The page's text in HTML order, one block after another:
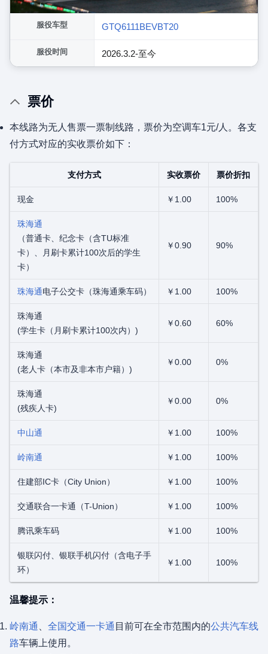
服役车型 GTQ6111BEVBT20
服役时间 2026.3.2-至今
票价
本线路为无人售票一票制线路，票价为空调车1元/人。各支
付方式对应的实收票价如下：
支付方式 实收票价 票价折扣
现金 ￥1.00 100%
珠海通
（普通卡、纪念卡（含TU标准
卡）、月刷卡累计100次后的学生
卡）
￥0.90 90%
珠海通电子公交卡（珠海通乘车码） ￥1.00 100%
珠海通
(学生卡（月刷卡累计100次内）)
￥0.60 60%
珠海通
(老人卡（本市及非本市户籍）)
￥0.00 0%
珠海通
(残疾人卡)
￥0.00 0%
中山通 ￥1.00 100%
岭南通 ￥1.00 100%
住建部IC卡（City Union） ￥1.00 100%
交通联合一卡通（T-Union） ￥1.00 100%
腾讯乘车码 ￥1.00 100%
银联闪付、银联手机闪付（含电子手
环）
￥1.00 100%
温馨提示：
岭南通 全国交通一卡通 目前可在全市范围内的公共汽车线
路车辆上使用。